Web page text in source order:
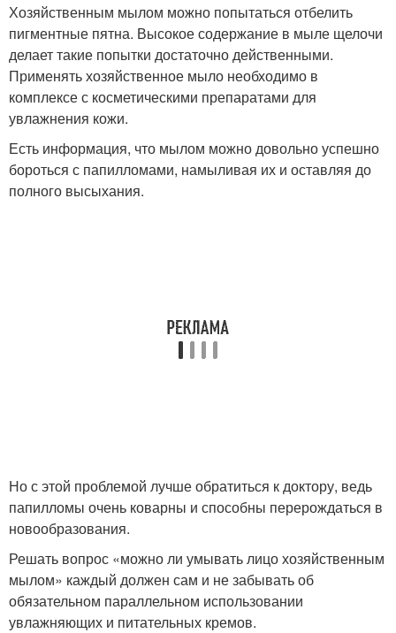
Хозяйственным мылом можно попытаться отбелить
пигментные пятна. Высокое содержание в мыле щелочи
делает такие попытки достаточно действенными.
Применять хозяйственное мыло необходимо в
комплексе с косметическими препаратами для
увлажнения кожи.
Есть информация, что мылом можно довольно успешно
бороться с папилломами, намыливая их и оставляя до
полного высыхания.
Но с этой проблемой лучше обратиться к доктору, ведь
папилломы очень коварны и способны перерождаться в
новообразования.
Решать вопрос «можно ли умывать лицо хозяйственным
мылом» каждый должен сам и не забывать об
обязательном параллельном использовании
увлажняющих и питательных кремов.